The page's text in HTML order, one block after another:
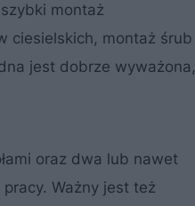
montaż
ciesielskich, montaż śrub
jest dobrze wyważona,
oraz dwa lub nawet
Ważny jest też